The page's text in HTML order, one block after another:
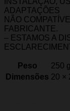
ADAPTAÇÕES
NÃO
FABRICANTE.
– ESTAMOS A
Peso
250 g
Dimensões 20 ×